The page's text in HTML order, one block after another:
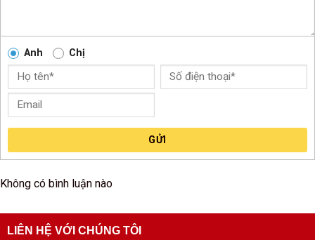
Anh Chị
GỬI
Không có bình luận nào
LIÊN HỆ VỚI CHÚNG TÔI